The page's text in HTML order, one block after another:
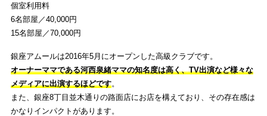
個室利用料
6名部屋／40,000円
15名部屋／70,000円
銀座アムールは2016年5月にオープンした高級クラブです。
オーナーママである河西泉緒ママの知名度は高く、TV出演など様々な
メディアに出演するほどです。
また、銀座8丁目並木通りの路面店にお店を構えており、その存在感は
かなりインパクトがあります。